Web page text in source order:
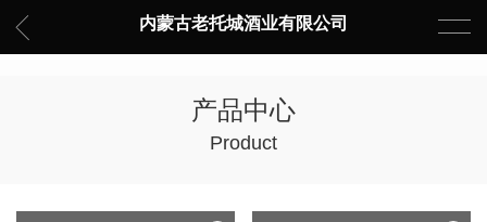
内蒙古老托城酒业有限公司
产品中心
Product